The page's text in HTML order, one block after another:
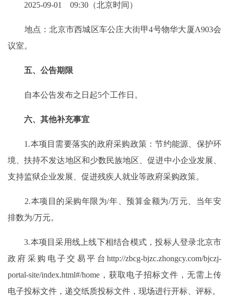
2025-09-01 09:30（北京时间）
地点：北京市西城区车公庄大街甲4号物华大厦A903会
议室。
五、公告期限
自本公告发布之日起5个工作日。
六、其他补充事宜
1.本项目需要落实的政府采购政策：节约能源、保护环
境、扶持不发达地区和少数民族地区、促进中小企业发展、
支持监狱企业发展、促进残疾人就业等政府采购政策。
2.本项目的采购年限为/年、预算金额为/万元、当年安
排数为/万元。
3.本项目采用线上线下相结合模式，投标人登录北京市
政府采购电子交易平台http://zbcg-bjzc.zhongcy.com/bjczj-
portal-site/index.html#/home，获取电子招标文件，无需上传
电子投标文件，递交纸质投标文件，现场进行开标、评标。